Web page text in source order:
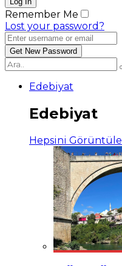
Remember Me
Lost your password?
Edebiyat
Edebiyat
Hepsini Görüntüle